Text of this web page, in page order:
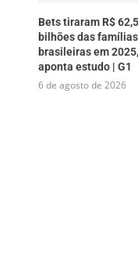
Bets tiraram R$ 62,5
bilhões das famílias
brasileiras em 2025,
aponta estudo | G1
6 de agosto de 2026